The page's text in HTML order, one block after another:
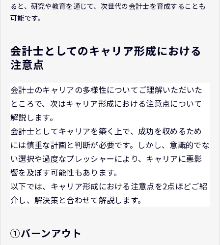
ると、研究や教育を通じて、次世代の会計士を育成することも
可能です。
会計士としてのキャリア形成における
注意点
会計士のキャリアの多様性についてご理解いただいた
ところで、次はキャリア形成における注意点について
解説します。
会計士としてキャリアを築く上で、成功を収めるため
には慎重な計画と判断が必要です。しかし、意識的でな
い選択や過度なプレッシャーにより、キャリアに悪影
響を及ぼす可能性もあります。
以下では、キャリア形成における注意点を2点ほどご紹
介し、解決策と合わせて解説します。
①バーンアウト